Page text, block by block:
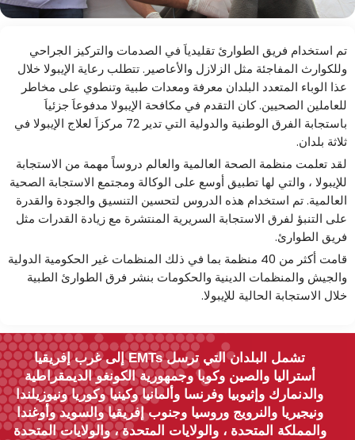
تم استخدام فريق الطوارئ تقليدياَ في الصدمات والتركيز الجراحي
وللكوارث المفاجئة مثل الزلازل والأعاصير. تتطلب رعاية الإيبولا خلال
عذا الوباء المتعدد البلدان معرفة ومعدات طبية وتنطوي على مخاطر
للعاملين الصحيين. كان التقدم في مكافحة الإيبولا مدفوعاَ جزئياَ
باستجابة الفرق الوطنية والدولية التي تدير 72 مركزاَ لعلاج الإيبولا في
ثلاثة بلدان.
لقد تعلمت منظمة الصحة العالمية والعالم دروساً مهمة من الاستجابة
للإيبولا ، والتي لها تطبيق أوسع على الوكالة ومجتمع الاستجابة الصحية
العالمية. تم استخدام هذه الدروس لتحسين التنسيق والجودة والقدرة
على التنبؤ لفرق الاستجابة السريرية المنتشرة مع زيادة القدرات مثل
فريق الطوارئ.
قامت أكثر من 40 منظمة بما في ذلك المنظمات غير الحكومية الدولية
والجيش والمنظمات الدينية والحكومات بنشر فرق الطوارئ الطبية
خلال الاستجابة الحالية للإيبولا.
تشمل البلدان التي ترسل EMTs إلى غرب إفريقيا
أستراليا والصين وكوبا وجمهورية الكونغو الديمقراطية
والدنمارك وإثيوبيا وفرنسا وألمانيا وكينيا وكوريا ونيوزيلندا
ونيجيريا والنرويج وروسيا وجنوب إفريقيا والسويد وأوغندا
والمملكة المتحدة ، والولايات المتحدة ، والولايات المتحدة